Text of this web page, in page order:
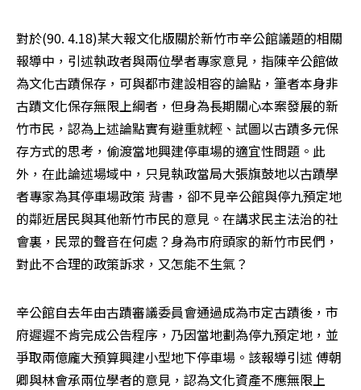
對於(90. 4.18)某大報文化版關於新竹市辛公館議題的相關
報導中，引述執政者與兩位學者專家意見，指陳辛公館做
為文化古蹟保存，可與都市建設相容的論點，筆者本身非
古蹟文化保存無限上綱者，但身為長期關心本案發展的新
竹市民，認為上述論點實有避重就輕、試圖以古蹟多元保
存方式的思考，偷渡當地興建停車場的適宜性問題。此
外，在此論述場域中，只見執政當局大張旗鼓地以古蹟學
者專家為其停車場政策 背書，卻不見辛公館與停九預定地
的鄰近居民與其他新竹市民的意見。在講求民主法治的社
會裏，民眾的聲音在何處？身為市府頭家的新竹市民們，
對此不合理的政策訴求，又怎能不生氣？
辛公館自去年由古蹟審議委員會通過成為市定古蹟後，市
府遲遲不肯完成公告程序，乃因當地劃為停九預定地，並
爭取兩億龐大預算興建小型地下停車場。該報導引述 傅朝
卿與林會承兩位學者的意見，認為文化資產不應無限上